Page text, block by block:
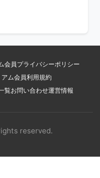
会員 プライバシーポリシー
アム会員利用規約
覧お問い合わせ運営情報
reserved.